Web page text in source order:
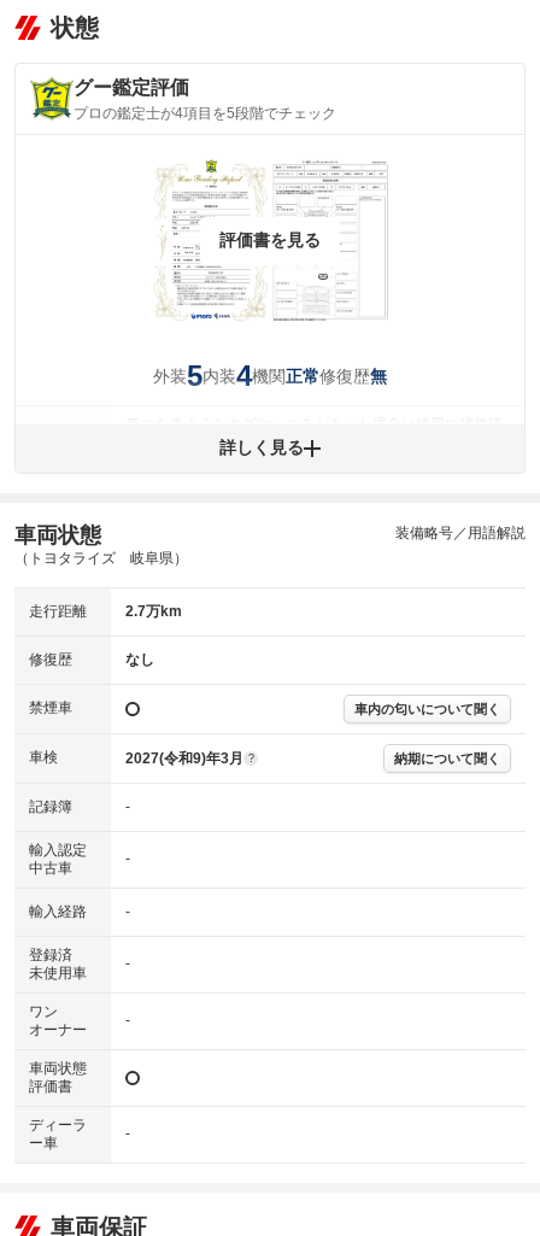
状態
グー鑑定評価
プロの鑑定士が4項目を5段階でチェック
評価書を見る
外装5内装4機関正常修復歴無
みですが、 小さなキズやヘコミが残っている場合もありま
内装
(内装状態)
下さい。
および表示項目が異なる場合がございます。
※グー鑑定の評価はあくまでも記載している鑑定日の鑑定結果となりま
詳しく見る
車両状態
（トヨタライズ 岐阜県）
装備略号／用語解説
走行距離 2.7万km
修復歴 なし
禁煙車 車内の匂いについて聞く
車検 2027(令和9)年3月 ? 納期について聞く
記録簿 -
輸入認定
中古車
-
輸入経路 -
登録済
未使用車
-
ワン
オーナー
-
車両状態
評価書
ディーラ
ー車
-
車両保証